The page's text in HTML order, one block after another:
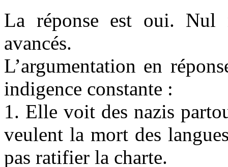
La réponse est oui. Nul
avancés.
L’argumentation en
indigence constante :
1. Elle voit des nazis
veulent la mort des
pas ratifier la charte.